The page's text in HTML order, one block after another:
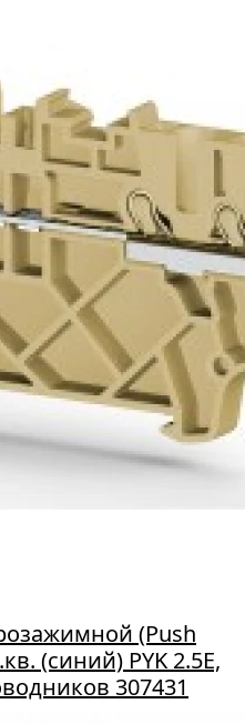
(Push
(синий) PYK 2.5E,
307431